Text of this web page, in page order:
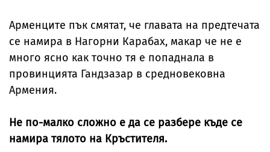
Арменците пък смятат, че главата на предтечата
се намира в Нагорни Карабах, макар че не е
много ясно как точно тя е попаднала в
провинцията Гандзазар в средновековна
Армения.
Не по-малко сложно е да се разбере къде се
намира тялото на Кръстителя.